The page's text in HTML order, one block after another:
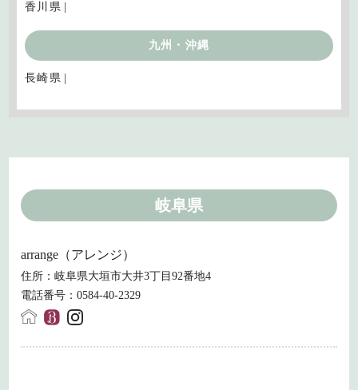
香川県
九州・沖縄
長崎県
岐阜県
arrange（アレンジ）
住所：岐阜県大垣市大井3丁目92番地4
電話番号：0584-40-2329